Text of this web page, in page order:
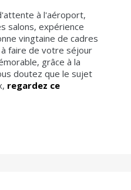
à l'aéroport,
salons, expérience
vingtaine de cadres
faire de votre séjour
grâce à la
doutez que le sujet
regardez ce